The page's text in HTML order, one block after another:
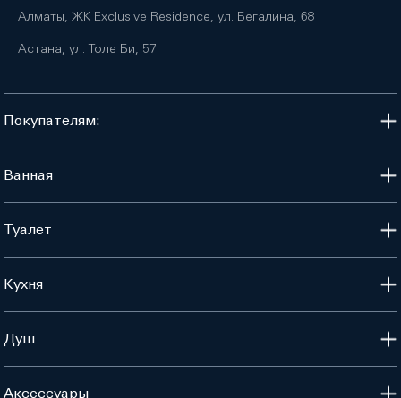
Алматы, ЖК Exclusive Residence, ул. Бегалина, 68
Астана, ул. Толе Би, 57
Покупателям:
Ванная
Туалет
Кухня
Душ
Аксессуары